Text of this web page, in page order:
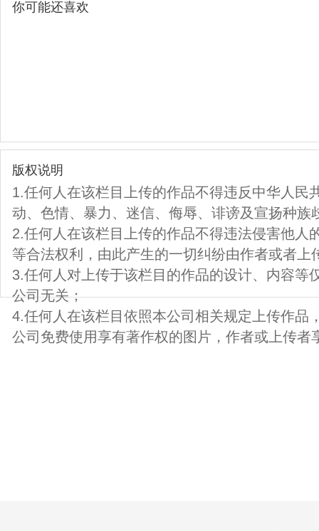
你可能还喜欢
版权说明
1.任何人在该栏目上传的作品不得违反中华人民
动、色情、暴力、迷信、侮辱、诽谤及宣扬种族
2.任何人在该栏目上传的作品不得违法侵害他人
等合法权利，由此产生的一切纠纷由作者或者上
3.任何人对上传于该栏目的作品的设计、内容等
公司无关；
4.任何人在该栏目依照本公司相关规定上传作品
公司免费使用享有著作权的图片，作者或上传者